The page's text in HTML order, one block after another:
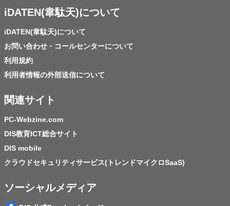
iDATEN(韋駄天)について
iDATEN(韋駄天)について
お問い合わせ・コールセンターについて
利用規約
利用者情報の外部送信について
関連サイト
PC-Webzine.com
DIS教育ICT総合サイト
DIS mobile
クラウドセキュリティサービス(トレンドマイクロSaaS)
ソーシャルメディア